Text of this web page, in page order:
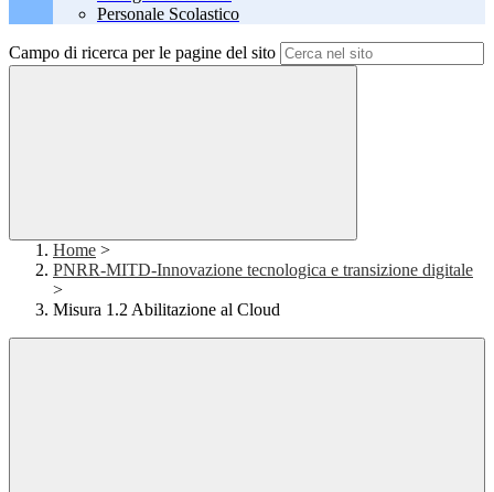
Personale Scolastico
Campo di ricerca per le pagine del sito
Home >
PNRR-MITD-Innovazione tecnologica e transizione digitale
>
Misura 1.2 Abilitazione al Cloud